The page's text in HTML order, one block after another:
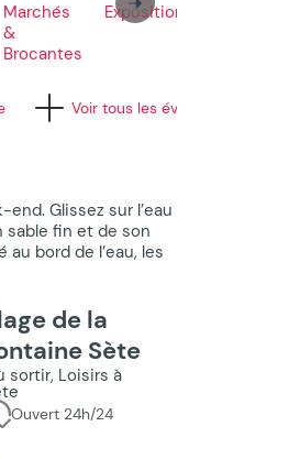
Marchés
&
Brocantes
Expositions
Voir tous les événements
Glissez sur l’eau
sable fin et de son
bord de l’eau, les
de la
Sète
sortir, Loisirs à
Ouvert 24h/24